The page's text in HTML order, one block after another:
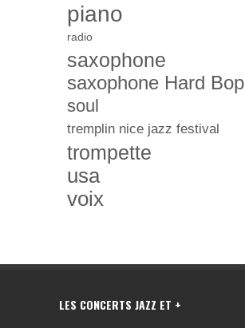
piano
radio
saxophone
saxophone Hard Bop
soul
tremplin nice jazz festival
trompette
usa
voix
LES CONCERTS JAZZ ET +